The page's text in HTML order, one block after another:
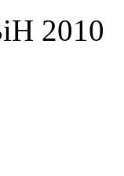
2010